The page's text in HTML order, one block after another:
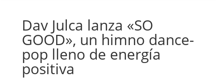
Dav Julca lanza «SO
GOOD», un himno dance-
pop lleno de energía
positiva